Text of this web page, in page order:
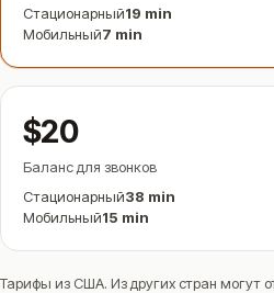
Стационарный19 min
Мобильный7 min
$20
Баланс для звонков
Стационарный38 min
Мобильный15 min
Тарифы из США. Из других стран могут